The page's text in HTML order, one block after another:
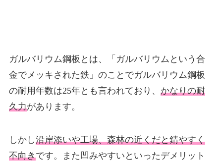
ガルバリウム鋼板とは、「ガルバリウムという合
金でメッキされた鉄」のことでガルバリウム鋼板
の耐用年数は25年とも言われており、 かなりの耐
久力があります。
しかし沿岸添いや工場、森林の近くだと錆やすく
不向きです。また凹みやすいといったデメリット